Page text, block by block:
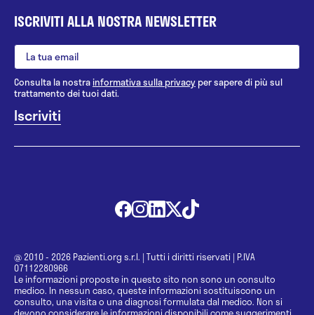
ISCRIVITI ALLA NOSTRA NEWSLETTER
Consulta la nostrainformativa sulla privacy per sapere di più sul
trattamento dei tuoi dati.
@ 2010 - 2026 Pazienti.org s.r.l. | Tutti i diritti riservati | P.IVA
07112280966
Le informazioni proposte in questo sito non sono un consulto
medico. In nessun caso, queste informazioni sostituiscono un
consulto, una visita o una diagnosi formulata dal medico. Non si